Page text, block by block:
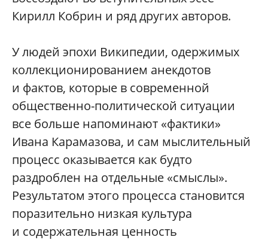
Кирилл Кобрин и ряд других авторов.
У людей эпохи Википедии, одержимых
коллекционированием анекдотов
и фактов, которые в современной
общественно-политической ситуации
все больше напоминают «фактики»
Ивана Карамазова, и сам мыслительный
процесс оказывается как будто
раздроблен на отдельные «смыслы».
Результатом этого процесса становится
поразительно низкая культура
и содержательная ценность